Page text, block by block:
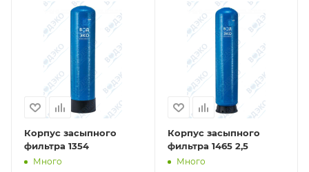
Корпус засыпного
фильтра 1354
Много
Корпус засыпного
фильтра 1465 2,5
Много